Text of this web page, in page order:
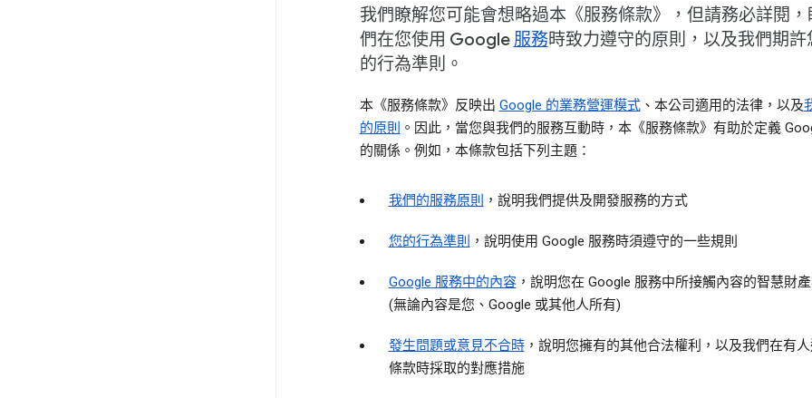
我們瞭解您可能會想略過本《服務條款》，但請務必詳閱，
們在您使用 Google 服務時致力遵守的原則，以及我們期許
的行為準則。
本《服務條款》反映出 Google 的業務營運模式、本公司適用的法律，以及
的原則 。因此，當您與我們的服務互動時，本《服務條款》有助於定義
的關係。例如，本條款包括下列主題：
我們的服務原則 ，說明我們提供及開發服務的方式
您的行為準則 ，說明使用 Google 服務時須遵守的一些規則
Google 服務中的內容，說明您在 Google 服務中所接觸內容的智慧財
(無論內容是您、Google 或其他人所有)
發生問題或意見不合時，說明您擁有的其他合法權利，以及我們在有
條款時採取的對應措施